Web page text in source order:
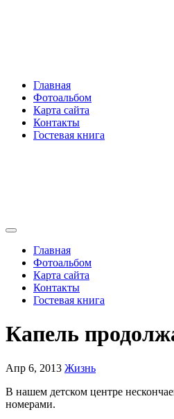
Главная
Фотоальбом
Карта сайта
Контакты
Гостевая книга
Главная
Фотоальбом
Карта сайта
Контакты
Гостевая книга
Капель
Апр 6, 2013 Жизнь
В нашем детском центре
номерами.